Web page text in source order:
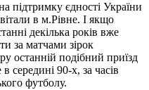
підтримку єдності України
в м.Рівне. І якщо
декілька років вже
за матчами зірок
останній подібний приїзд
середині 90-х, за часів
футболу.